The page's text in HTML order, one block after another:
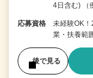
4日含む) （
応募資格
未経験OK
業・扶養範
後で見る